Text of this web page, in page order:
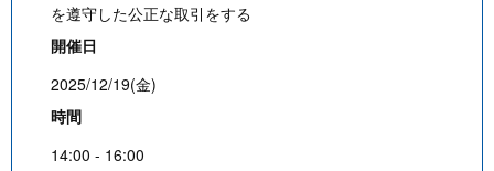
を遵守した公正な取引をする
開催日
2025/12/19(金)
時間
14:00 - 16:00